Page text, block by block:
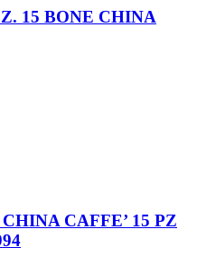
15 BONE CHINA
CAFFE’ 15 PZ